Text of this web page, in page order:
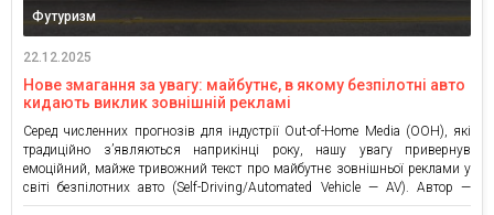
Футуризм
22.12.2025
Нове змагання за увагу: майбутнє, в якому безпілотні авто
кидають виклик зовнішній рекламі
Серед численних прогнозів для індустрії Out-of-Home Media (OOH), які
традиційно з’являються наприкінці року, нашу увагу привернув
емоційний, майже тривожний текст про майбутнє зовнішньої реклами у
світі безпілотних авто (Self-Driving/Automated Vehicle — AV). Автор —
Брент Баєр, власник мережі рекламних конструкцій у США, заявляє: